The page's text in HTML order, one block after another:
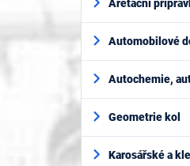
Aretační
Automobilové
Autochemie,
Geometrie kol
Karosářské a